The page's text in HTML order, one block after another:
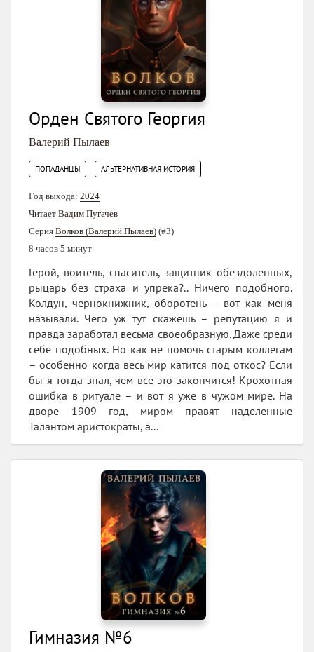
Орден Святого Георгия
Валерий Пылаев
ПОПАДАНЦЫ АЛЬТЕРНАТИВНАЯ ИСТОРИЯ
Год выхода: 2024
Читает Вадим Пугачев
Серия Волков (Валерий Пылаев) (#3)
8 часов 5 минут
Герой, воитель, спаситель, защитник обездоленных,
рыцарь без страха и упрека?.. Ничего подобного.
Колдун, чернокнижник, оборотень – вот как меня
называли. Чего уж тут скажешь – репутацию я и
правда заработал весьма своеобразную. Даже среди
себе подобных. Но как не помочь старым коллегам
– особенно когда весь мир катится под откос? Если
бы я тогда знал, чем все это закончится! Крохотная
ошибка в ритуале – и вот я уже в чужом мире. На
дворе 1909 год, миром правят наделенные
Талантом аристократы, а...
Гимназия №6